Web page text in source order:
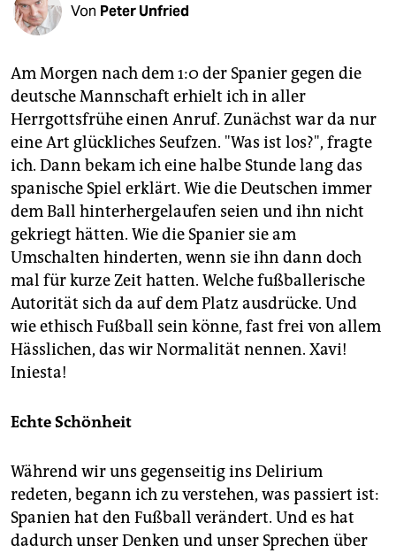
fragen & hilfe
abo
genossenschaft
epaper login
Von Peter Unfried
Am Morgen nach dem 1:0 der Spanier gegen die
deutsche Mannschaft erhielt ich in aller
Herrgottsfrühe einen Anruf. Zunächst war da nur
eine Art glückliches Seufzen. "Was ist los?", fragte
ich. Dann bekam ich eine halbe Stunde lang das
spanische Spiel erklärt. Wie die Deutschen immer
dem Ball hinterhergelaufen seien und ihn nicht
gekriegt hätten. Wie die Spanier sie am
Umschalten hinderten, wenn sie ihn dann doch
mal für kurze Zeit hatten. Welche fußballerische
Autorität sich da auf dem Platz ausdrücke. Und
wie ethisch Fußball sein könne, fast frei von allem
Hässlichen, das wir Normalität nennen. Xavi!
Iniesta!
Echte Schönheit
Während wir uns gegenseitig ins Delirium
redeten, begann ich zu verstehen, was passiert ist:
Spanien hat den Fußball verändert. Und es hat
dadurch unser Denken und unser Sprechen über